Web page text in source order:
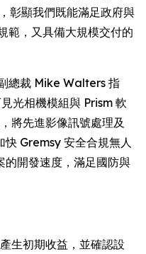
彰顯我們既能滿足政府與
範，又具備大規模交付的
總裁 Mike Walters 指
光相機模組與 Prism 軟
將先進影像訊號處理及
Gremsy 安全合規無人
開發速度，滿足國防與
生初期收益，並確認設